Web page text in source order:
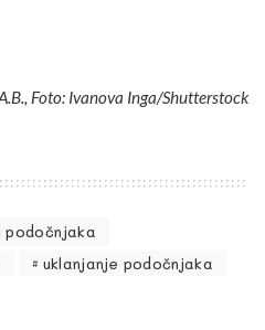
Foto: Ivanova Inga/Shutterstock
podočnjaka
uklanjanje podočnjaka